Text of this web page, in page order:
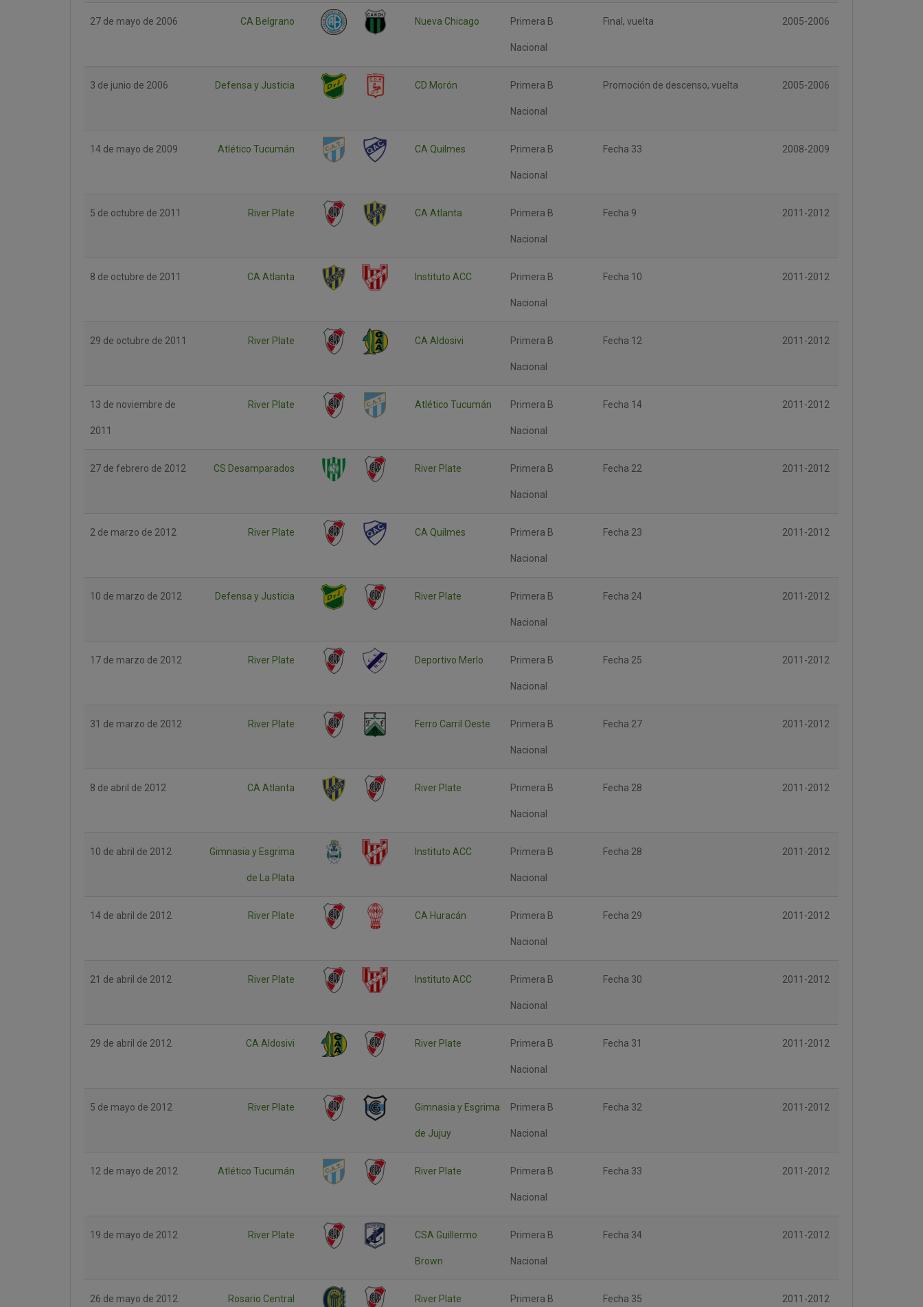
27 de mayo de 2006 CA Belgrano Nueva Chicago Primera B
Nacional
Final, vuelta 2005-2006
3 de junio de 2006 Defensa y Justicia CD Morón Primera B
Nacional
Promoción de descenso, vuelta 2005-2006
14 de mayo de 2009 Atlético Tucumán CA Quilmes Primera B
Nacional
Fecha 33 2008-2009
5 de octubre de 2011 River Plate CA Atlanta Primera B
Nacional
Fecha 9 2011-2012
8 de octubre de 2011 CA Atlanta Instituto ACC Primera B
Nacional
Fecha 10 2011-2012
29 de octubre de 2011 River Plate CA Aldosivi Primera B
Nacional
Fecha 12 2011-2012
13 de noviembre de
2011
River Plate Atlético Tucumán Primera B
Nacional
Fecha 14 2011-2012
27 de febrero de 2012 CS Desamparados River Plate Primera B
Nacional
Fecha 22 2011-2012
2 de marzo de 2012 River Plate CA Quilmes Primera B
Nacional
Fecha 23 2011-2012
10 de marzo de 2012 Defensa y Justicia River Plate Primera B
Nacional
Fecha 24 2011-2012
17 de marzo de 2012 River Plate Deportivo Merlo Primera B
Nacional
Fecha 25 2011-2012
31 de marzo de 2012 River Plate Ferro Carril Oeste Primera B
Nacional
Fecha 27 2011-2012
8 de abril de 2012 CA Atlanta River Plate Primera B
Nacional
Fecha 28 2011-2012
10 de abril de 2012 Gimnasia y Esgrima
de La Plata
Instituto ACC Primera B
Nacional
Fecha 28 2011-2012
14 de abril de 2012 River Plate CA Huracán Primera B
Nacional
Fecha 29 2011-2012
21 de abril de 2012 River Plate Instituto ACC Primera B
Nacional
Fecha 30 2011-2012
29 de abril de 2012 CA Aldosivi River Plate Primera B
Nacional
Fecha 31 2011-2012
5 de mayo de 2012 River Plate Gimnasia y Esgrima
de Jujuy
Primera B
Nacional
Fecha 32 2011-2012
12 de mayo de 2012 Atlético Tucumán River Plate Primera B
Nacional
Fecha 33 2011-2012
19 de mayo de 2012 River Plate CSA Guillermo
Brown
Primera B
Nacional
Fecha 34 2011-2012
26 de mayo de 2012 Rosario Central River Plate Primera B Fecha 35 2011-2012